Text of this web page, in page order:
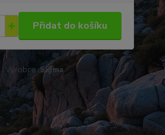
Přidat do košíku
Výrobce: Sigma